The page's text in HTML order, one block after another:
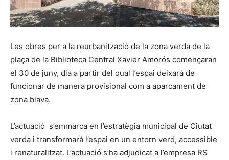
Les obres per a la reurbanització de la zona verda de la
plaça de la Biblioteca Central Xavier Amorós començaran
el 30 de juny, dia a partir del qual l’espai deixarà de
funcionar de manera provisional com a aparcament de
zona blava.
L’actuació s’emmarca en l’estratègia municipal de Ciutat
verda i transformarà l’espai en un entorn verd, accessible
i renaturalitzat. L’actuació s’ha adjudicat a l’empresa RS